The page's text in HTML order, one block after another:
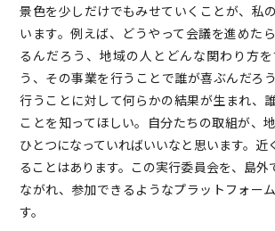
景色を少しだけでもみせていくことが、私
います。例えば、どうやって会議を進めた
るんだろう、地域の人とどんな関わり方
う、その事業を行うことで誰が喜ぶんだろ
行うことに対して何らかの結果が生まれ、
ことを知ってほしい。自分たちの取組が、
ひとつになっていればいいなと思います。近
ることはあります。この実行委員会を、島外
ながれ、参加できるようなプラットフォー
す。